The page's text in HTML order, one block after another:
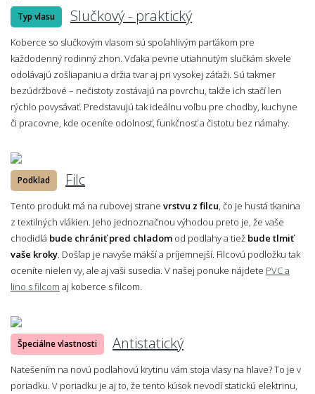
Typ vlasu Slučkový - praktický
Koberce so slučkovým vlasom sú spoľahlivým parťákom pre
každodenný rodinný zhon. Vďaka pevne utiahnutým slučkám skvele
odolávajú zošliapaniu a držia tvar aj pri vysokej záťaži. Sú takmer
bezúdržbové – nečistoty zostávajú na povrchu, takže ich stačí len
rýchlo povysávať. Predstavujú tak ideálnu voľbu pre chodby, kuchyne
či pracovne, kde oceníte odolnosť, funkčnosť a čistotu bez námahy.
Podklad Filc
Tento produkt má na rubovej strane vrstvu z filcu , čo je hustá tkanina
z textilných vlákien. Jeho jednoznačnou výhodou preto je, že vaše
chodidlá bude chrániť pred chladom od podlahy a tiež bude tlmiť
vaše kroky . Došľap je navyše mäkší a príjemnejší. Filcovú podložku tak
oceníte nielen vy, ale aj vaši susedia. V našej ponuke nájdete PVC a
lino s filcom aj koberce s filcom.
Špeciálne vlastnosti Antistatický
Natešením na novú podlahovú krytinu vám stoja vlasy na hlave? To je v
poriadku. V poriadku je aj to, že tento kúsok nevodí statickú elektrinu,